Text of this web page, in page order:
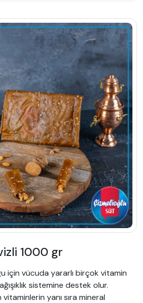
1000 gr
için vücuda yararlı birçok vitamin
sistemine destek olur.
yanı sıra mineral